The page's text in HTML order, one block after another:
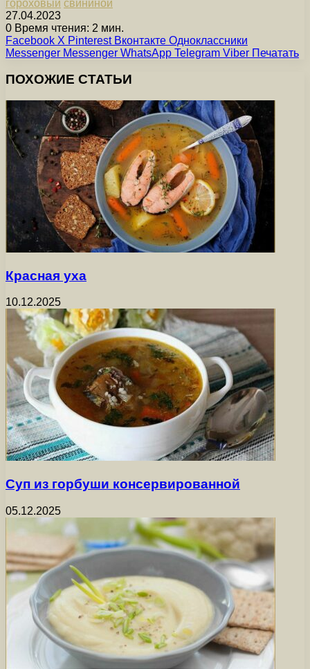
гороховый свининой
27.04.2023
0 Время чтения: 2 мин.
Facebook X Pinterest Вконтакте Одноклассники
Messenger Messenger WhatsApp Telegram Viber Печатать
ПОХОЖИЕ СТАТЬИ
Красная уха
10.12.2025
Суп из горбуши консервированной
05.12.2025